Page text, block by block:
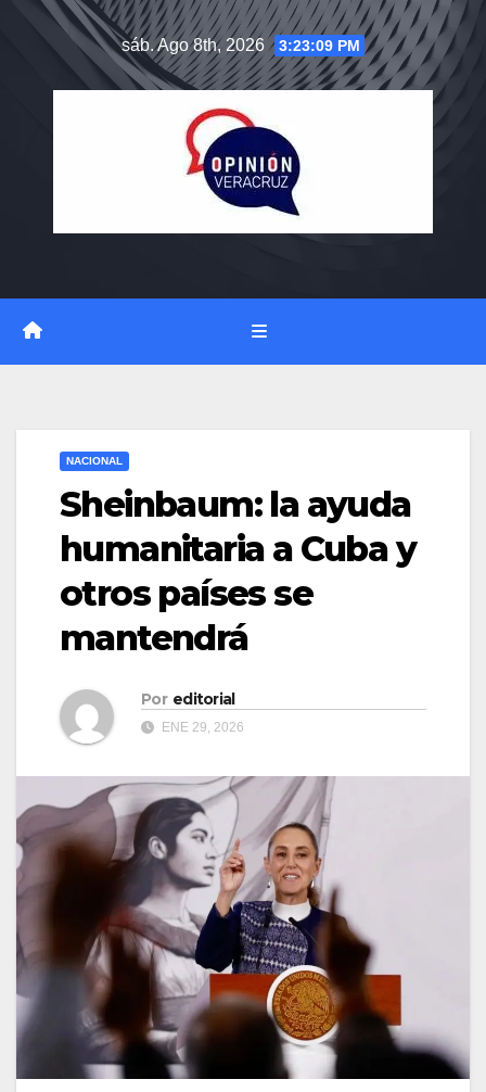
sáb. Ago 8th, 2026 3:23:09 PM
NACIONAL
Sheinbaum: la ayuda
humanitaria a Cuba y
otros países se
mantendrá
Por editorial
ENE 29, 2026